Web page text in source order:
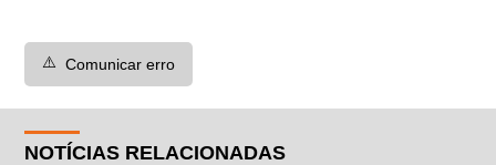
⚠️ Comunicar erro
NOTÍCIAS RELACIONADAS